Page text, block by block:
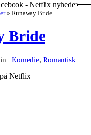
- Netflix nyheder
» Runaway Bride
Bride
| Komedie, Romantisk